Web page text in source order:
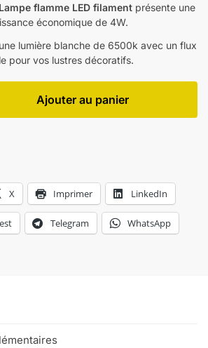
Lampe flamme LED filament présente une
économique de 4W.
lumière blanche de 6500k avec un flux
pour vos lustres décoratifs.
Ajouter au panier
X Imprimer LinkedIn
Telegram WhatsApp